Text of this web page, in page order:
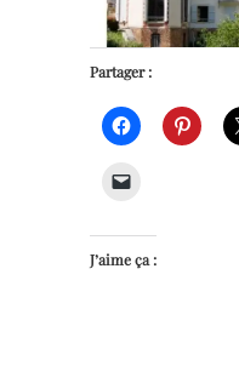
Partager :
J’aime ça :